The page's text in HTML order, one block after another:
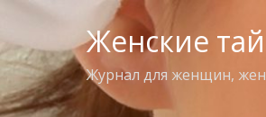
Женские
Журнал для женщин,